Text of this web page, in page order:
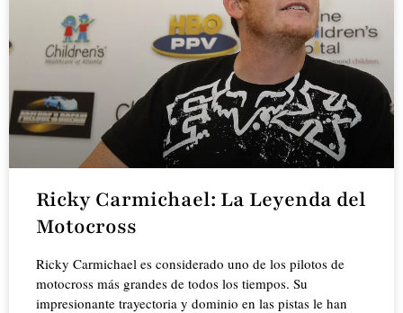
Ricky Carmichael: La Leyenda del
Motocross
Ricky Carmichael es considerado uno de los pilotos de
motocross más grandes de todos los tiempos. Su
impresionante trayectoria y dominio en las pistas le han